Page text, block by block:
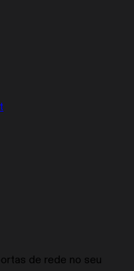
de rede no seu